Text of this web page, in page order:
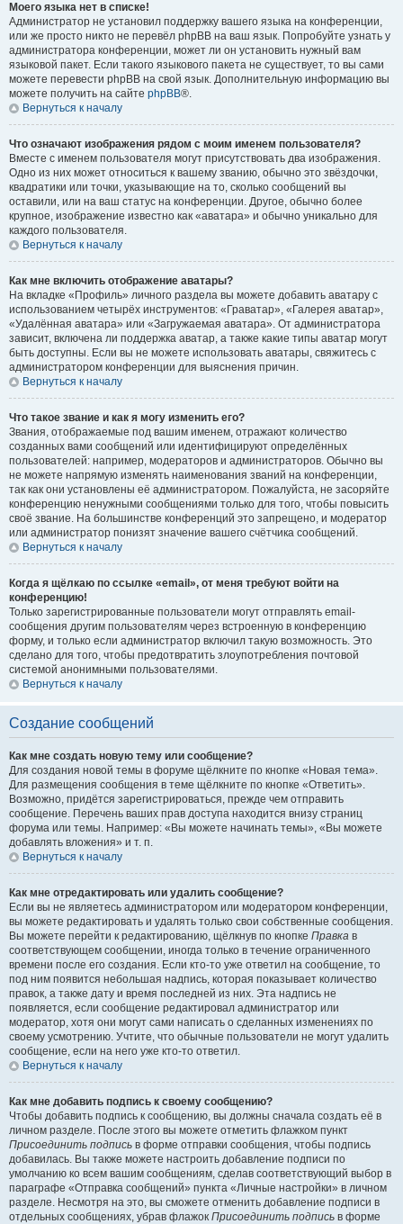
Моего языка нет в списке!
Администратор не установил поддержку вашего языка на конференции,
или же просто никто не перевёл phpBB на ваш язык. Попробуйте узнать у
администратора конференции, может ли он установить нужный вам
языковой пакет. Если такого языкового пакета не существует, то вы сами
можете перевести phpBB на свой язык. Дополнительную информацию вы
можете получить на сайте phpBB®.
Вернуться к началу
Что означают изображения рядом с моим именем пользователя?
Вместе с именем пользователя могут присутствовать два изображения.
Одно из них может относиться к вашему званию, обычно это звёздочки,
квадратики или точки, указывающие на то, сколько сообщений вы
оставили, или на ваш статус на конференции. Другое, обычно более
крупное, изображение известно как «аватара» и обычно уникально для
каждого пользователя.
Вернуться к началу
Как мне включить отображение аватары?
На вкладке «Профиль» личного раздела вы можете добавить аватару с
использованием четырёх инструментов: «Граватар», «Галерея аватар»,
«Удалённая аватара» или «Загружаемая аватара». От администратора
зависит, включена ли поддержка аватар, а также какие типы аватар могут
быть доступны. Если вы не можете использовать аватары, свяжитесь с
администратором конференции для выяснения причин.
Вернуться к началу
Что такое звание и как я могу изменить его?
Звания, отображаемые под вашим именем, отражают количество
созданных вами сообщений или идентифицируют определённых
пользователей: например, модераторов и администраторов. Обычно вы
не можете напрямую изменять наименования званий на конференции,
так как они установлены её администратором. Пожалуйста, не засоряйте
конференцию ненужными сообщениями только для того, чтобы повысить
своё звание. На большинстве конференций это запрещено, и модератор
или администратор понизят значение вашего счётчика сообщений.
Вернуться к началу
Когда я щёлкаю по ссылке «email», от меня требуют войти на
конференцию!
Только зарегистрированные пользователи могут отправлять email-
сообщения другим пользователям через встроенную в конференцию
форму, и только если администратор включил такую возможность. Это
сделано для того, чтобы предотвратить злоупотребления почтовой
системой анонимными пользователями.
Вернуться к началу
Создание сообщений
Как мне создать новую тему или сообщение?
Для создания новой темы в форуме щёлкните по кнопке «Новая тема».
Для размещения сообщения в теме щёлкните по кнопке «Ответить».
Возможно, придётся зарегистрироваться, прежде чем отправить
сообщение. Перечень ваших прав доступа находится внизу страниц
форума или темы. Например: «Вы можете начинать темы», «Вы можете
добавлять вложения» и т. п.
Вернуться к началу
Как мне отредактировать или удалить сообщение?
Если вы не являетесь администратором или модератором конференции,
вы можете редактировать и удалять только свои собственные сообщения.
Вы можете перейти к редактированию, щёлкнув по кнопке Правка в
соответствующем сообщении, иногда только в течение ограниченного
времени после его создания. Если кто-то уже ответил на сообщение, то
под ним появится небольшая надпись, которая показывает количество
правок, а также дату и время последней из них. Эта надпись не
появляется, если сообщение редактировал администратор или
модератор, хотя они могут сами написать о сделанных изменениях по
своему усмотрению. Учтите, что обычные пользователи не могут удалить
сообщение, если на него уже кто-то ответил.
Вернуться к началу
Как мне добавить подпись к своему сообщению?
Чтобы добавить подпись к сообщению, вы должны сначала создать её в
личном разделе. После этого вы можете отметить флажком пункт
Присоединить подпись в форме отправки сообщения, чтобы подпись
добавилась. Вы также можете настроить добавление подписи по
умолчанию ко всем вашим сообщениям, сделав соответствующий выбор в
параграфе «Отправка сообщений» пункта «Личные настройки» в личном
разделе. Несмотря на это, вы сможете отменить добавление подписи в
отдельных сообщениях, убрав флажок Присоединить подпись в форме